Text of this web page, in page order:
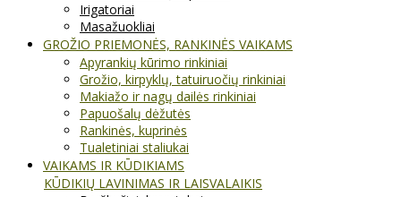
Irigatoriai
Masažuokliai
GROŽIO PRIEMONĖS, RANKINĖS VAIKAMS
Apyrankių kūrimo rinkiniai
Grožio, kirpyklų, tatuiruočių rinkiniai
Makiažo ir nagų dailės rinkiniai
Papuošalų dėžutės
Rankinės, kuprinės
Tualetiniai staliukai
VAIKAMS IR KŪDIKIAMS
KŪDIKIŲ LAVINIMAS IR LAISVALAIKIS